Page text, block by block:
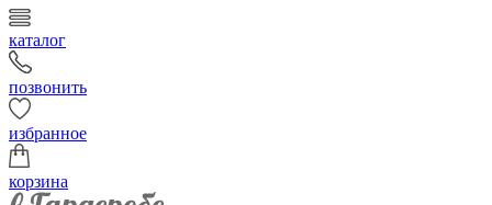
каталог
позвонить
избранное
корзина